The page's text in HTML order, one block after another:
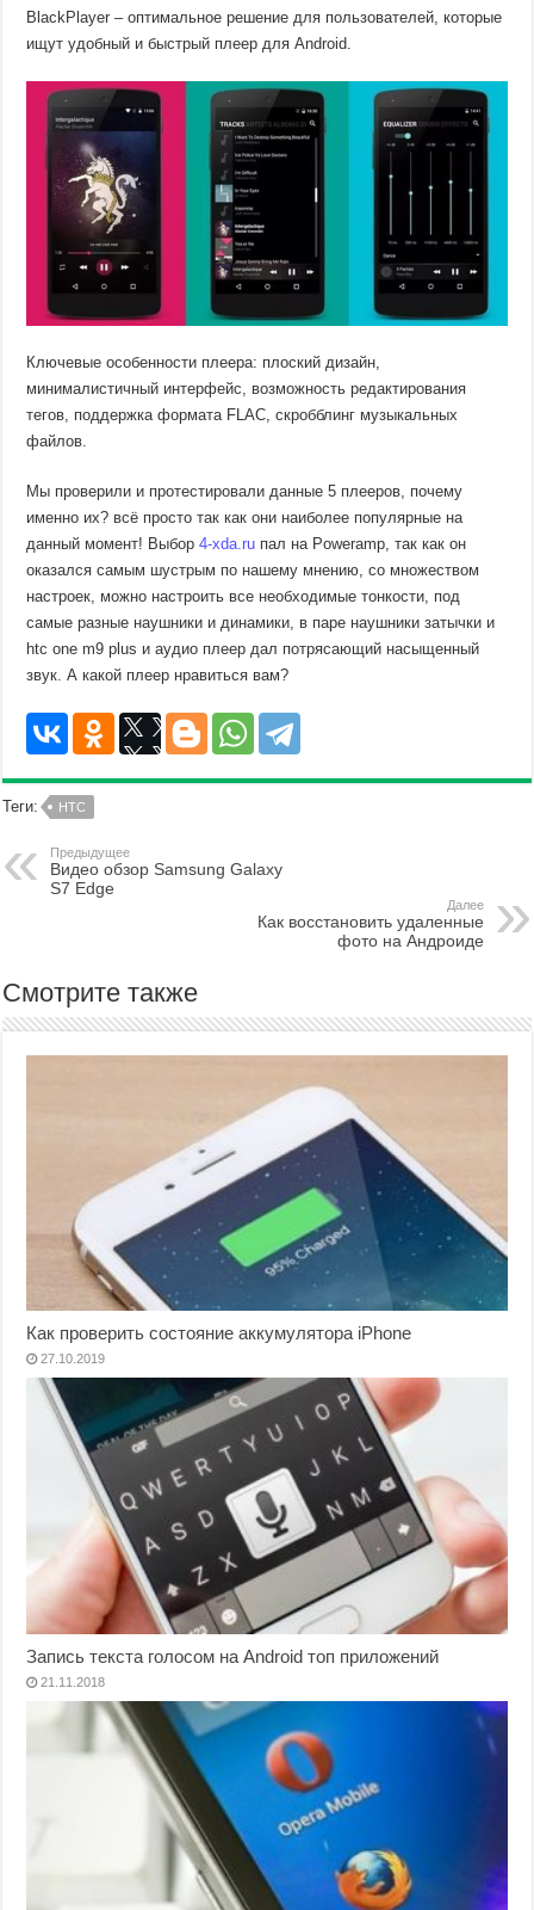
BlackPlayer – оптимальное решение для пользователей, которые
ищут удобный и быстрый плеер для Android.
Ключевые особенности плеера: плоский дизайн,
минималистичный интерфейс, возможность редактирования
тегов, поддержка формата FLAC, скробблинг музыкальных
файлов.
Мы проверили и протестировали данные 5 плееров, почему
именно их? всё просто так как они наиболее популярные на
данный момент! Выбор4-xda.ru пал на Poweramp, так как он
оказался самым шустрым по нашему мнению, со множеством
настроек, можно настроить все необходимые тонкости, под
самые разные наушники и динамики, в паре наушники затычки и
htc one m9 plus и аудио плеер дал потрясающий насыщенный
звук. А какой плеер нравиться вам?
Теги: HTC
Предыдущее
Видео обзор Samsung Galaxy
S7 Edge
Далее
Как восстановить удаленные
фото на Андроиде
Смотрите также
Как проверить состояние аккумулятора iPhone
27.10.2019
Запись текста голосом на Android топ приложений
21.11.2018